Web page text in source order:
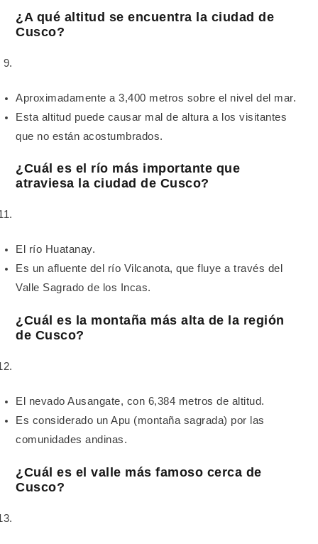
¿A qué altitud se encuentra la ciudad de
Cusco?
Aproximadamente a 3,400 metros sobre el nivel del mar.
Esta altitud puede causar mal de altura a los visitantes
que no están acostumbrados.
¿Cuál es el río más importante que
atraviesa la ciudad de Cusco?
El río Huatanay.
Es un afluente del río Vilcanota, que fluye a través del
Valle Sagrado de los Incas.
¿Cuál es la montaña más alta de la región
de Cusco?
El nevado Ausangate, con 6,384 metros de altitud.
Es considerado un Apu (montaña sagrada) por las
comunidades andinas.
¿Cuál es el valle más famoso cerca de
Cusco?